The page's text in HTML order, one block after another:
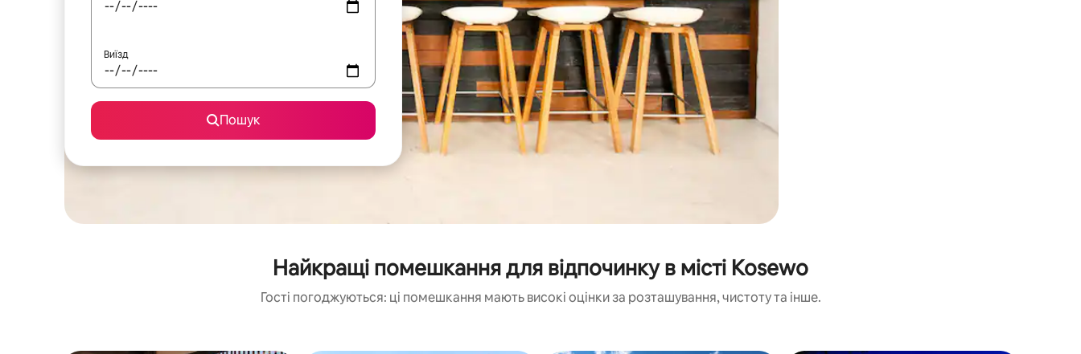
Виїзд
Пошук
Найкращі помешкання для відпочинку в місті Kosewo
Гості погоджуються: ці помешкання мають високі оцінки за розташування, чистоту та інше.